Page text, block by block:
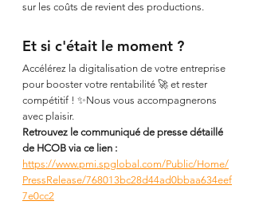
sur les coûts de revient des productions.
Et si c'était le moment ?
Accélérez la digitalisation de votre entreprise
pour booster votre rentabilité 🚀 et rester
compétitif ! ✨Nous vous accompagnerons
avec plaisir.
Retrouvez le communiqué de presse détaillé
de HCOB via ce lien :
https://www.pmi.spglobal.com/Public/Home/
PressRelease/768013bc28d44ad0bbaa634eef
7e0cc2